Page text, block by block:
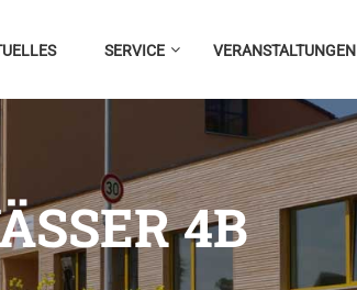
SERVICE VERANSTALTUNGEN
4B